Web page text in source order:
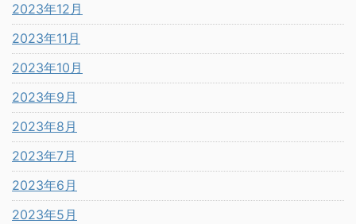
2023年12月
2023年11月
2023年10月
2023年9月
2023年8月
2023年7月
2023年6月
2023年5月